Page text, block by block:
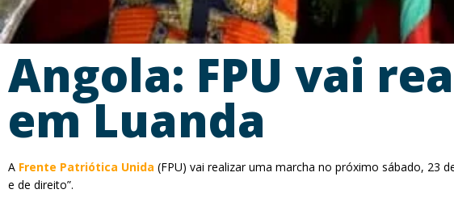
Angola: FPU vai
em Luanda
A Frente Patriótica Unida (FPU) vai realizar uma marcha no próximo sábado, 23
e de direito”.